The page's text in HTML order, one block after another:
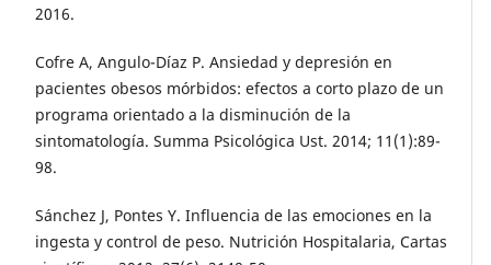
2016.
Cofre A, Angulo-Díaz P. Ansiedad y depresión en
pacientes obesos mórbidos: efectos a corto plazo de un
programa orientado a la disminución de la
sintomatología. Summa Psicológica Ust. 2014; 11(1):89-
98.
Sánchez J, Pontes Y. Influencia de las emociones en la
ingesta y control de peso. Nutrición Hospitalaria, Cartas